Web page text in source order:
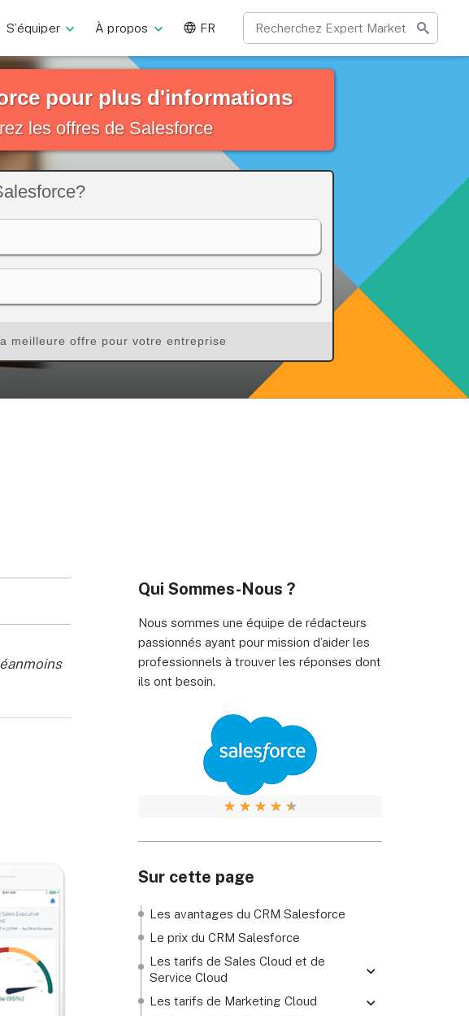
S’équiper À propos FR
pour plus d'informations
les offres de Salesforce
meilleure offre pour votre entreprise
Qui Sommes-Nous ?
Nous sommes une équipe de rédacteurs
passionnés ayant pour mission d’aider les
professionnels à trouver les réponses dont
ils ont besoin.
★ ★ ★ ★ ★
Sur cette page
Les avantages du CRM Salesforce
Le prix du CRM Salesforce
Les tarifs de Sales Cloud et de
Service Cloud
Salesforce Essentials
Les tarifs de Marketing Cloud